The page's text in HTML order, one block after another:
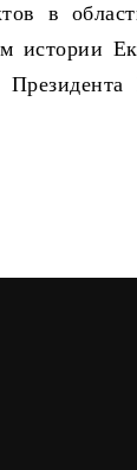
в
истории